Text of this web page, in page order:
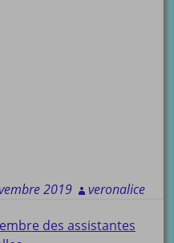
2019 veronalice
des assistantes